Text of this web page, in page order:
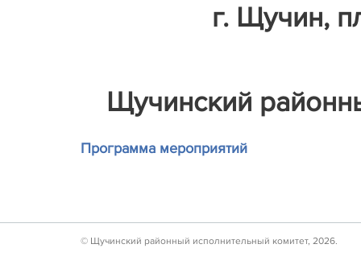
г. Щучин,
Щучинский
Программа мероприятий
© Щучинский районный исполнительный комитет, 2026.